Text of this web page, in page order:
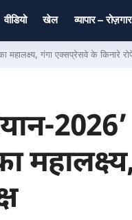
वीडियो खेल व्यापार – रोज़गार
महालक्ष्य, गंगा एक्सप्रेसवे के किनारे